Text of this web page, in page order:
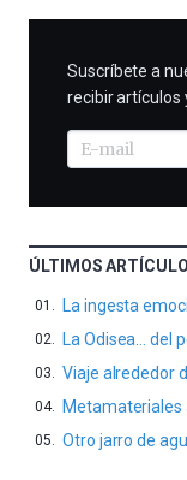
SUSCRIBIRME
Suscríbete a
recibir artículos
ÚLTIMOS
La ingesta
La Odisea… del
Viaje alrededor
Metamateriales
Otro jarro de